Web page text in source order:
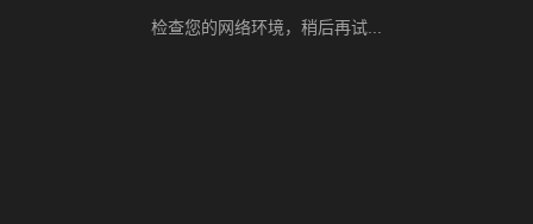
检查您的网络环境，稍后再试...